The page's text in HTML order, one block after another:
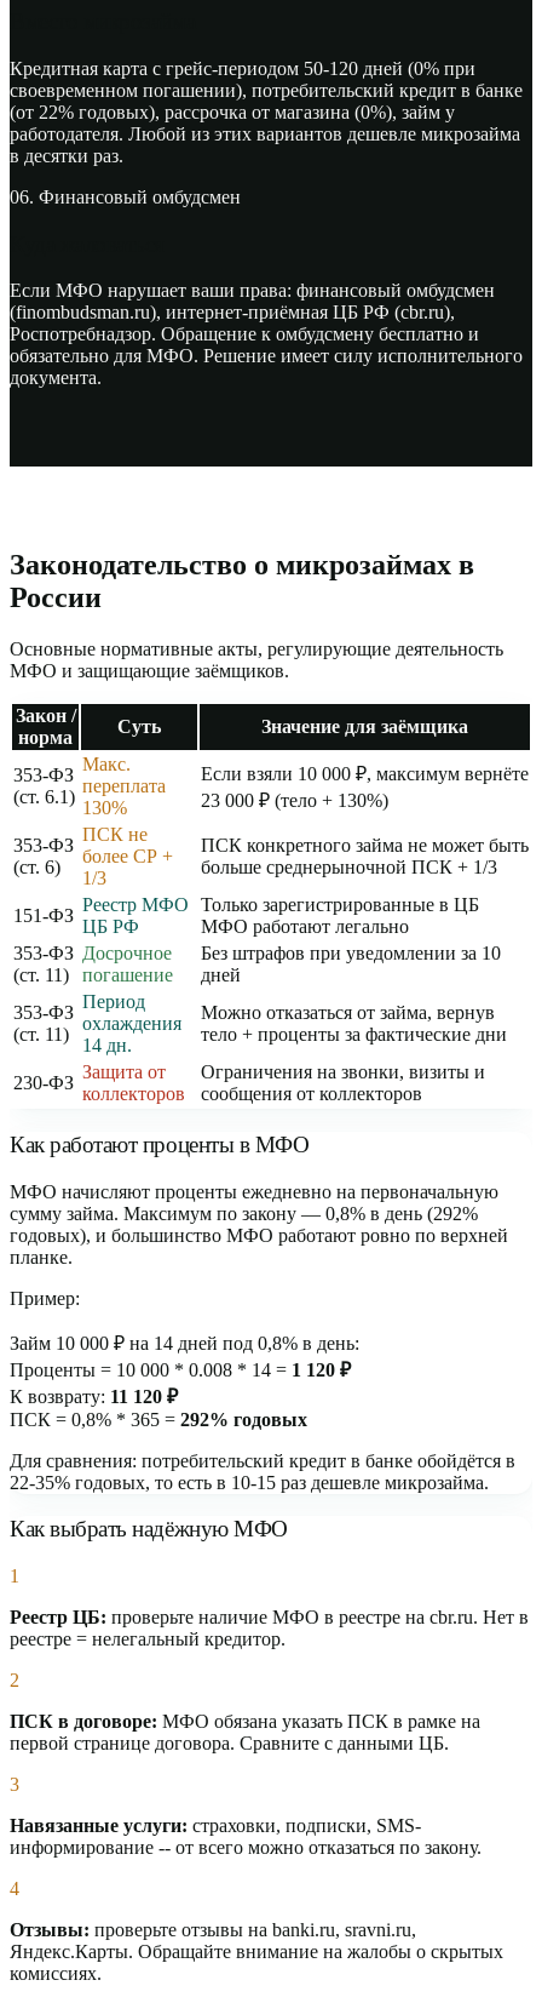
Кредитная карта с грейс-периодом 50-120 дней (0% при
своевременном погашении), потребительский кредит в банке
(от 22% годовых), рассрочка от магазина (0%), займ у
работодателя. Любой из этих вариантов дешевле микрозайма
в десятки раз.
06. Финансовый омбудсмен
Если МФО нарушает ваши права: финансовый омбудсмен
(finombudsman.ru), интернет-приёмная ЦБ РФ (cbr.ru),
Роспотребнадзор. Обращение к омбудсмену бесплатно и
обязательно для МФО. Решение имеет силу исполнительного
документа.
Законодательство о микрозаймах в
России
Основные нормативные акты, регулирующие деятельность
МФО и защищающие заёмщиков.
Закон /
норма
Суть Значение для заёмщика
353-ФЗ
(ст. 6.1)
Макс.
переплата
130%
Если взяли 10 000 ₽, максимум вернёте
23 000 ₽ (тело + 130%)
353-ФЗ
(ст. 6)
ПСК не
более СР +
1/3
ПСК конкретного займа не может быть
больше среднерыночной ПСК + 1/3
151-ФЗ
Реестр МФО
ЦБ РФ
Только зарегистрированные в ЦБ
МФО работают легально
353-ФЗ
(ст. 11)
Досрочное
погашение
Без штрафов при уведомлении за 10
дней
353-ФЗ
(ст. 11)
Период
охлаждения
14 дн.
Можно отказаться от займа, вернув
тело + проценты за фактические дни
230-ФЗ
Защита от
коллекторов
Ограничения на звонки, визиты и
сообщения от коллекторов
Как работают проценты в МФО
МФО начисляют проценты ежедневно на первоначальную
сумму займа. Максимум по закону — 0,8% в день (292%
годовых), и большинство МФО работают ровно по верхней
планке.
Пример:
Займ 10 000 ₽ на 14 дней под 0,8% в день:
Проценты = 10 000 * 0.008 * 14 = 1 120 ₽
К возврату: 11 120 ₽
ПСК = 0,8% * 365 = 292% годовых
Для сравнения: потребительский кредит в банке обойдётся в
22-35% годовых, то есть в 10-15 раз дешевле микрозайма.
Как выбрать надёжную МФО
1
Реестр ЦБ: проверьте наличие МФО в реестре на cbr.ru. Нет в
реестре = нелегальный кредитор.
2
ПСК в договоре: МФО обязана указать ПСК в рамке на
первой странице договора. Сравните с данными ЦБ.
3
Навязанные услуги: страховки, подписки, SMS-
информирование -- от всего можно отказаться по закону.
4
Отзывы: проверьте отзывы на banki.ru, sravni.ru,
Яндекс.Карты. Обращайте внимание на жалобы о скрытых
комиссиях.